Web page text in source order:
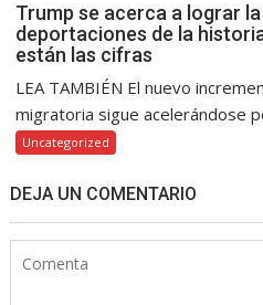
Trump se acerca a lograr
deportaciones de la
están las cifras
LEA TAMBIÉN El nuevo
migratoria sigue acelerándose
Uncategorized
DEJA UN COMENTARIO